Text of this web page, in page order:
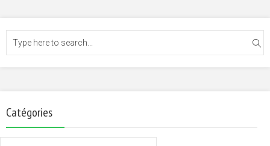
Catégories